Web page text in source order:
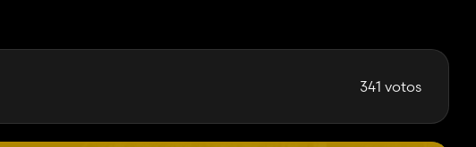
341 votos